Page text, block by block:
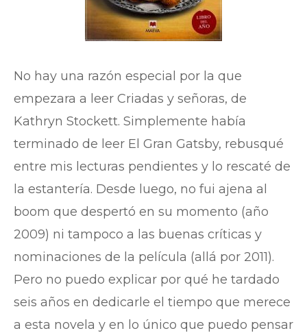
No hay una razón especial por la que
empezara a leer Criadas y señoras, de
Kathryn Stockett. Simplemente había
terminado de leer El Gran Gatsby, rebusqué
entre mis lecturas pendientes y lo rescaté de
la estantería. Desde luego, no fui ajena al
boom que despertó en su momento (año
2009) ni tampoco a las buenas críticas y
nominaciones de la película (allá por 2011).
Pero no puedo explicar por qué he tardado
seis años en dedicarle el tiempo que merece
a esta novela y en lo único que puedo pensar